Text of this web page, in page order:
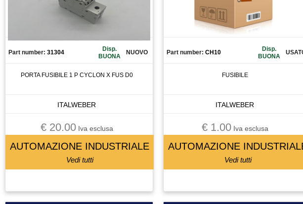
GRUPPO TRATTAMENTO ARIA
INGRANAGGIO
LETTORE BARCODE
LETTORE FLOPPY
LUBRIFICATORE
Part number: 31304
Disp.
BUONA
NUOVO
PORTA FUSIBILE 1 P CYCLON X FUS D0
ITALWEBER
€ 20.00Iva esclusa
AUTOMAZIONE INDUSTRIALE
Vedi tutti
Part number: CH10
Disp.
BUONA
FUSIBILE
ITALWEBER
€ 1.00Iva esclusa
AUTOMAZIONE
Vedi tutti